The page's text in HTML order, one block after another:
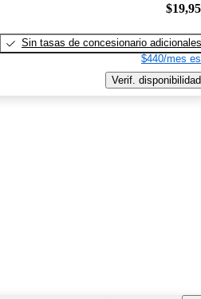
Sin tasas de concesionario adicionales
$440/mes
Verif. disponibilidad